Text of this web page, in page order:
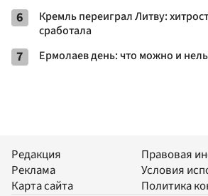
6
Кремль переиграл Литву:
сработала
7 Ермолаев день: что можно и
Редакция
Реклама
Карта сайта
Правовая
Условия
Политика